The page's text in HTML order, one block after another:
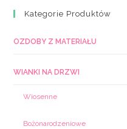
Kategorie Produktów
OZDOBY Z MATERIAŁU
WIANKI NA DRZWI
Wiosenne
Bożonarodzeniowe